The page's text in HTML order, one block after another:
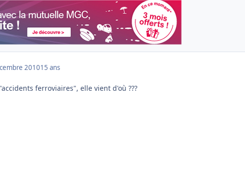
201015 ans
ferroviaires", elle vient d'où ???